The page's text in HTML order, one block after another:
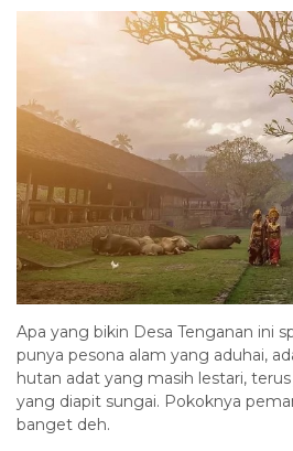
Apa yang bikin Desa Tenganan ini
punya pesona alam yang aduhai,
hutan adat yang masih lestari,
yang diapit sungai. Pokoknya
banget deh.